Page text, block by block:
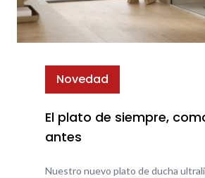
Novedad
El plato de siempre,
antes
Nuestro nuevo plato de ducha